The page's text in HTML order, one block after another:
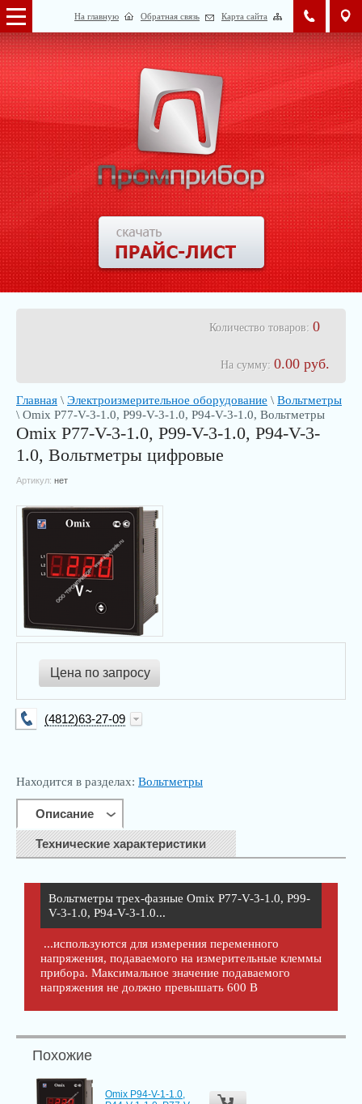
На главную Обратная связь Карта сайта
Количество товаров: 0
На сумму: 0.00 руб.
Главная \ Электроизмерительное оборудование \ Вольтметры
\ Omix P77-V-3-1.0, P99-V-3-1.0, P94-V-3-1.0, Вольтметры
Omix P77-V-3-1.0, P99-V-3-1.0, P94-V-3-
1.0, Вольтметры цифровые
Артикул: нет
Цена по запросу
(4812)63-27-09
Находится в разделах: Вольтметры
Описание
Технические характеристики
Вольтметры трех-фазные Omix P77-V-3-1.0, P99-
V-3-1.0, P94-V-3-1.0...
...используются для измерения переменного
напряжения, подаваемого на измерительные клеммы
прибора. Максимальное значение подаваемого
напряжения не должно превышать 600 В
Похожие
Omix P94-V-1-1.0,